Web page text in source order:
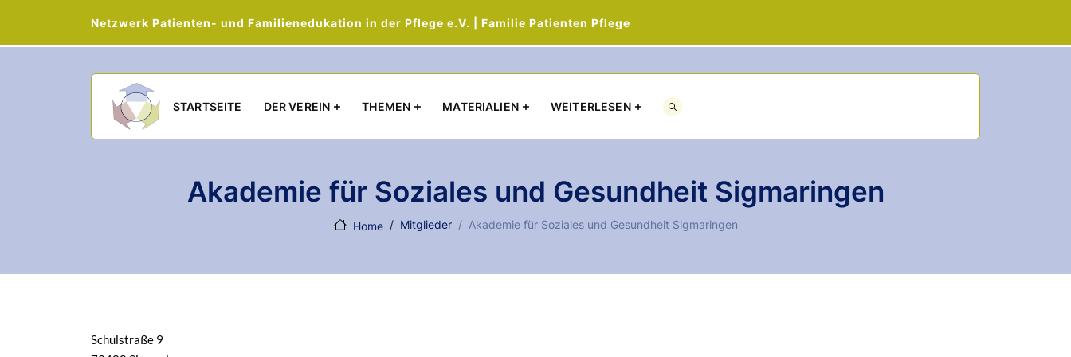
Netzwerk Patienten- und Familienedukation in der Pflege e.V. | Familie Patienten Pflege
STARTSEITE DER VEREIN THEMEN MATERIALIEN WEITERLESEN
Akademie für Soziales und Gesundheit Sigmaringen
Home Mitglieder Akademie für Soziales und Gesundheit Sigmaringen
Schulstraße 9